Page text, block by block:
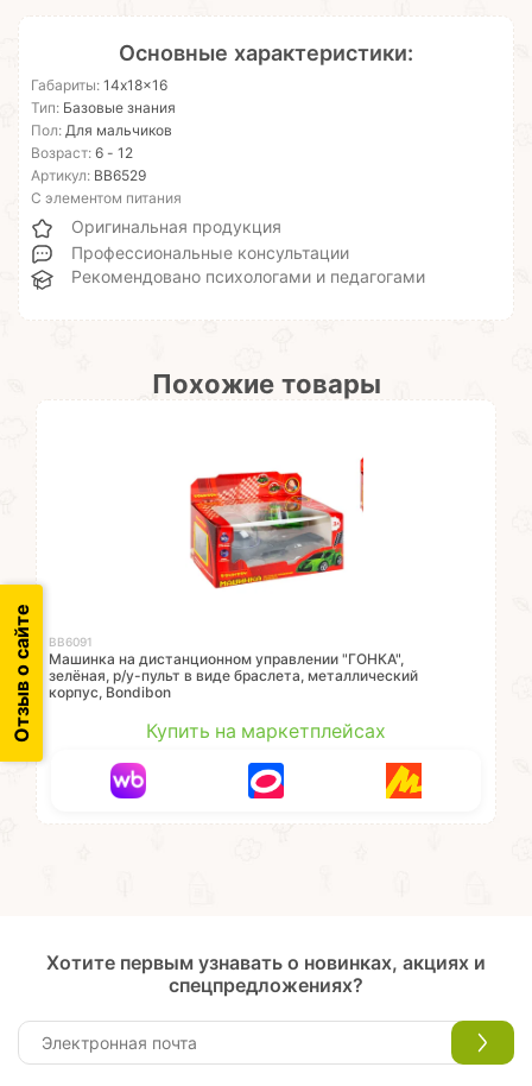
Основные характеристики:
Габариты: 14x18x16
Тип: Базовые знания
Пол: Для мальчиков
Возраст: 6 - 12
Артикул: ВВ6529
С элементом питания
Оригинальная продукция
Профессиональные консультации
Рекомендовано психологами и педагогами
Похожие товары
ВВ6091
Машинка на дистанционном управлении "ГОНКА",
зелёная, р/у-пульт в виде браслета, металлический
корпус, Bondibon
Купить на маркетплейсах
Отзыв о сайте
Хотите первым узнавать о новинках, акциях и
спецпредложениях?